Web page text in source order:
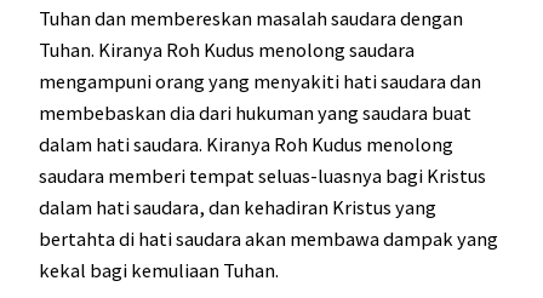
Tuhan dan membereskan masalah saudara dengan
Tuhan. Kiranya Roh Kudus menolong saudara
mengampuni orang yang menyakiti hati saudara dan
membebaskan dia dari hukuman yang saudara buat
dalam hati saudara. Kiranya Roh Kudus menolong
saudara memberi tempat seluas-luasnya bagi Kristus
dalam hati saudara, dan kehadiran Kristus yang
bertahta di hati saudara akan membawa dampak yang
kekal bagi kemuliaan Tuhan.